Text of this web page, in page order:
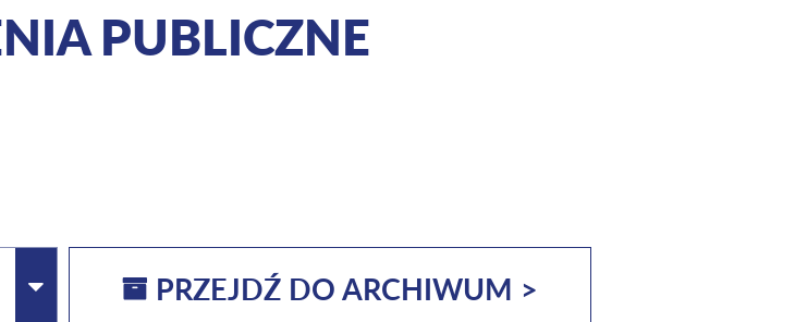
PUBLICZNE
PRZEJDŹ DO ARCHIWUM >